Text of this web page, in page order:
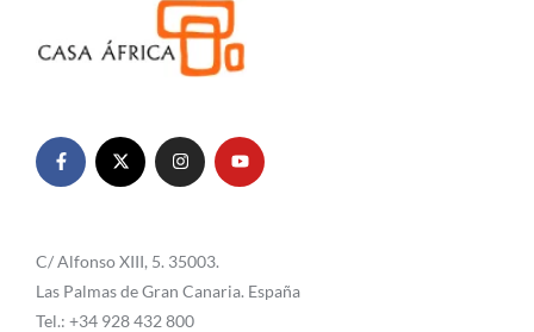
C/ Alfonso XIII, 5. 35003.
Las Palmas de Gran Canaria. España
Tel.: +34 928 432 800